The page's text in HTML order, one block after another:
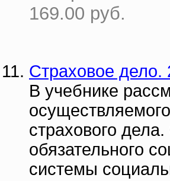
169.00 руб.
Страховое дело.
В учебнике
страхового
обязательного
системы